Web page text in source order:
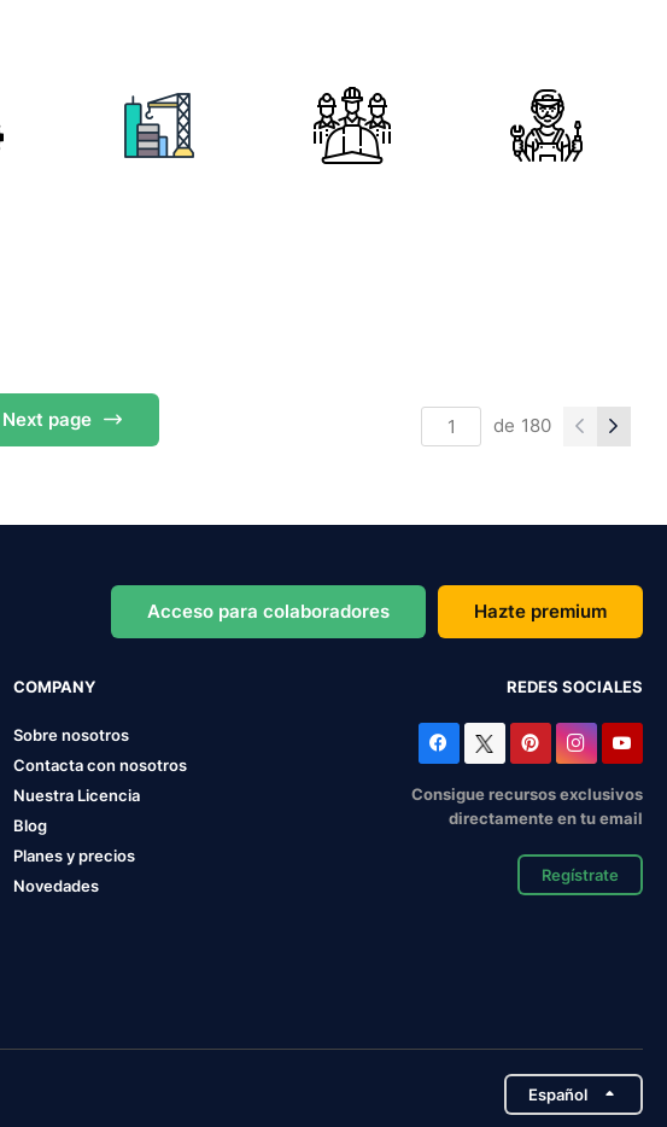
Next page de 180
Acceso para colaboradores Hazte premium
COMPANY
Sobre nosotros
Contacta con nosotros
Nuestra Licencia
Blog
Planes y precios
Novedades
REDES SOCIALES
Consigue recursos exclusivos
directamente en tu email
Regístrate
Español